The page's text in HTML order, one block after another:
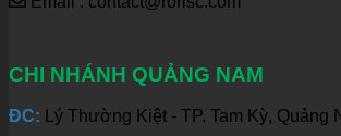
CHI NHÁNH QUẢNG NAM
ĐC: Lý Thường Kiệt - TP. Tam Kỳ, Quảng